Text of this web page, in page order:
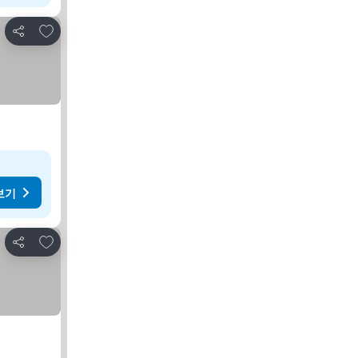
공유
즐겨찾기에 추가
기
공유
즐겨찾기에 추가